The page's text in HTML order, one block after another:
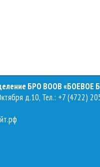
БРО ВООВ «БОЕВОЕ
д.10, Тел.: +7 (4722)